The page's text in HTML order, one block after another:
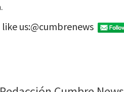
us:@cumbrenews